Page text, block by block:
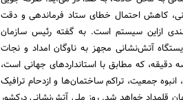
‌کاهش احتمال خطای ستاد فرماندهی و دقت
از‌این سیستم است. به گفته رئیس سازمان
شهرداری تهران، از آنجا که تا چند وقت دیگر مجموعاً 120‌ایستگاه آتش‌نشانی مجهز به ناوگان امداد و نجات
‌که مطابق با استانداردهای جهانی است،
جمعیت، تراکم ساختمان‌ها و ازدحام ترافیک